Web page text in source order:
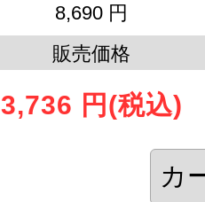
8,690 円
販売価格
3,736 円 (税込)